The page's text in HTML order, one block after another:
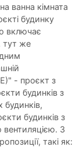
ванна кімната
будинку
включає
тут же
- проєкт з
будинків з
будинків з
вентиляцією. З
такі як: